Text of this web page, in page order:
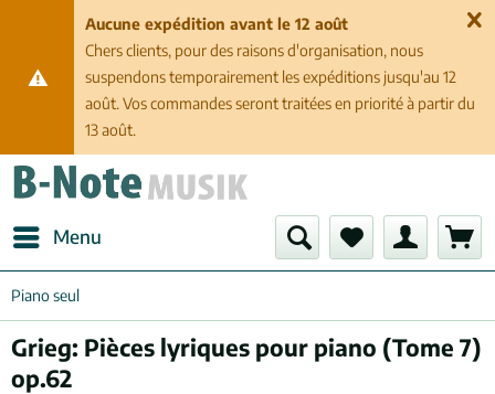
Aucune expédition avant le 12 août
Chers clients, pour des raisons d'organisation, nous
suspendons temporairement les expéditions jusqu'au 12
août. Vos commandes seront traitées en priorité à partir du
13 août.
Menu
Piano seul
Grieg: Pièces lyriques pour piano (Tome 7)
op.62